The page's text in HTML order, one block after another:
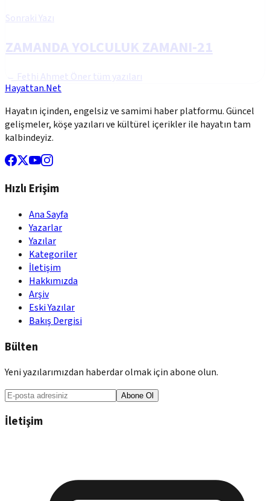
Sonraki Yazı
ZAMANDA YOLCULUK ZAMANI-21
← Fethi Ahmet Önertüm yazıları
Hayattan.Net
Hayatın içinden, engelsiz ve samimi haber platformu. Güncel
gelişmeler, köşe yazıları ve kültürel içerikler ile hayatın tam
kalbindeyiz.
Hızlı Erişim
Ana Sayfa
Yazarlar
Yazılar
Kategoriler
İletişim
Hakkımızda
Arşiv
Eski Yazılar
Bakış Dergisi
Bülten
Yeni yazılarımızdan haberdar olmak için abone olun.
Abone Ol
İletişim